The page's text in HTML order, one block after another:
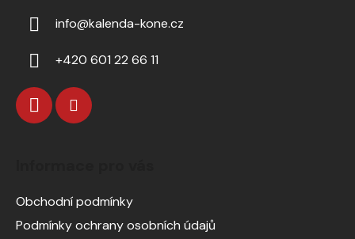
info@kalenda-kone.cz
+420 601 22 66 11
Obchodní podmínky
Podmínky ochrany osobních údajů